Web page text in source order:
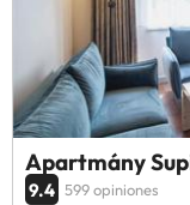
Apartmány
9.4 599 opiniones